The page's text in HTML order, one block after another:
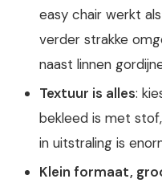
easy chair werkt
verder strakke
naast linnen
Textuur is alles:
bekleed is met
in uitstraling is
Klein formaat,